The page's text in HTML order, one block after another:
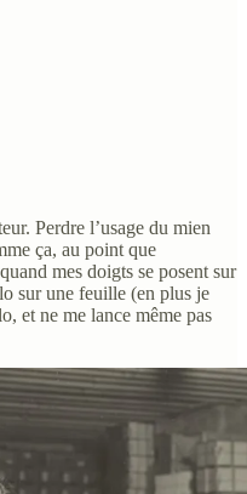
Perdre l’usage du mien
ça, au point que
mes doigts se posent sur
sur une feuille (en plus je
et ne me lance même pas